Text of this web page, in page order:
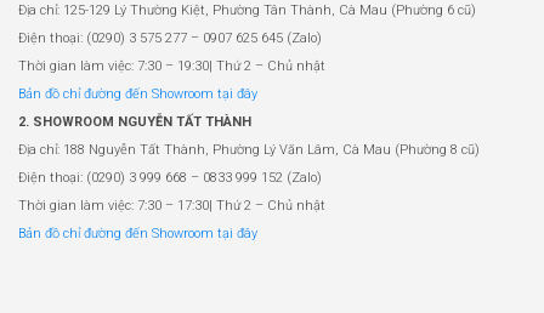
Địa chỉ: 125-129 Lý Thường Kiệt, Phường Tân Thành, Cà Mau (Phường 6 cũ)
Điện thoại: (0290) 3 575 277 – 0907 625 645 (Zalo)
Thời gian làm việc: 7:30 – 19:30| Thứ 2 – Chủ nhật
Bản đồ chỉ đường đến Showroom tại đây
2. SHOWROOM NGUYỄN TẤT THÀNH
Địa chỉ: 188 Nguyễn Tất Thành, Phường Lý Văn Lâm, Cà Mau (Phường 8 cũ)
Điện thoại: (0290) 3 999 668 – 0833 999 152 (Zalo)
Thời gian làm việc: 7:30 – 17:30| Thứ 2 – Chủ nhật
Bản đồ chỉ đường đến Showroom tại đây